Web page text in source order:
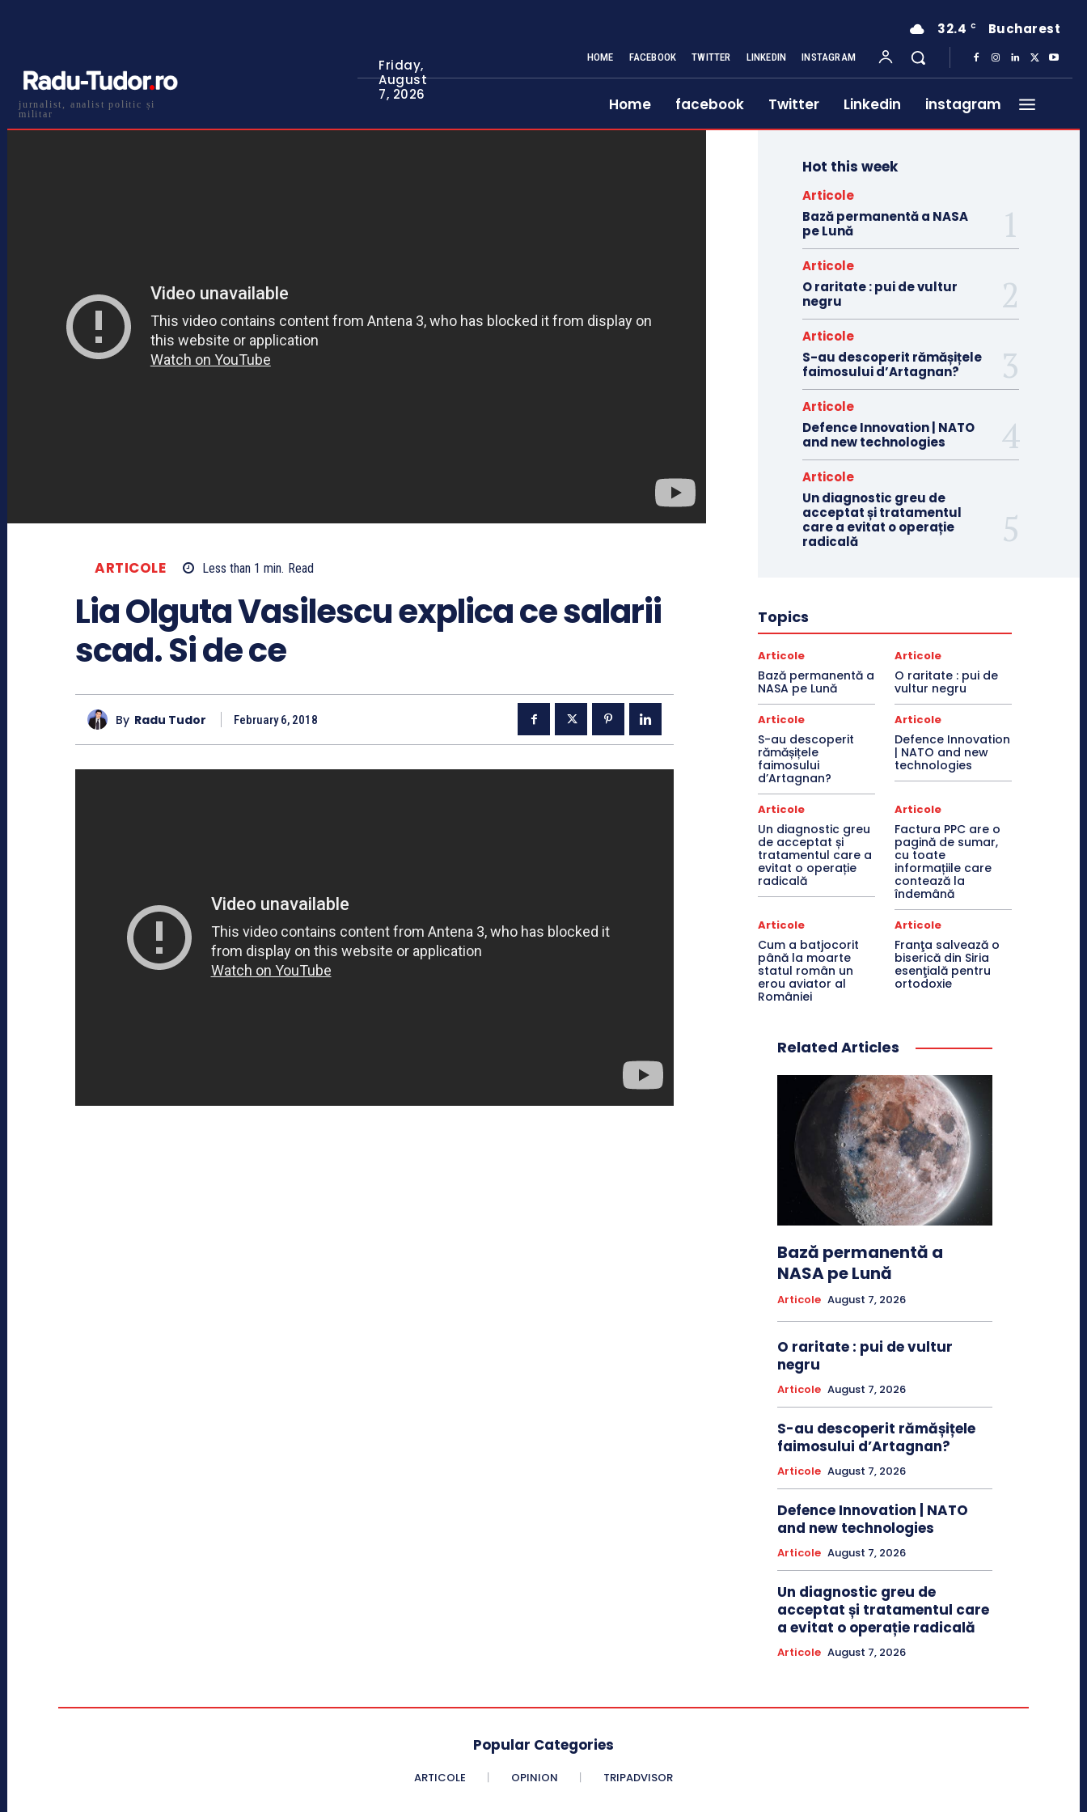
jurnalist, analist politic și
militar
Friday,
August
7, 2026
32.4 C Bucharest
HOME FACEBOOK TWITTER LINKEDIN INSTAGRAM
Home facebook Twitter Linkedin instagram
ARTICOLE Less than 1 min. Read
Lia Olguta Vasilescu explica ce salarii
scad. Si de ce
By Radu Tudor February 6, 2018
Hot this week
Articole
Bază permanentă a NASA
pe Lună
Articole
O raritate : pui de vultur
negru
Articole
S-au descoperit rămășițele
faimosului d’Artagnan?
Articole
Defence Innovation | NATO
and new technologies
Articole
Un diagnostic greu de
acceptat și tratamentul
care a evitat o operație
radicală
Topics
Articole
Bază permanentă a
NASA pe Lună
Articole
O raritate : pui de
vultur negru
Articole
S-au descoperit
rămășițele
faimosului
d’Artagnan?
Articole
Defence Innovation
| NATO and new
technologies
Articole
Un diagnostic greu
de acceptat și
tratamentul care a
evitat o operație
radicală
Articole
Factura PPC are o
pagină de sumar,
cu toate
informațiile care
contează la
îndemână
Articole
Cum a batjocorit
până la moarte
statul român un
erou aviator al
României
Articole
Franţa salvează o
biserică din Siria
esenţială pentru
ortodoxie
Related Articles
Bază permanentă a
NASA pe Lună
Articole August 7, 2026
O raritate : pui de vultur
negru
Articole August 7, 2026
S-au descoperit rămășițele
faimosului d’Artagnan?
Articole August 7, 2026
Defence Innovation | NATO
and new technologies
Articole August 7, 2026
Un diagnostic greu de
acceptat și tratamentul care
a evitat o operație radicală
Articole August 7, 2026
Popular Categories
ARTICOLE OPINION TRIPADVISOR